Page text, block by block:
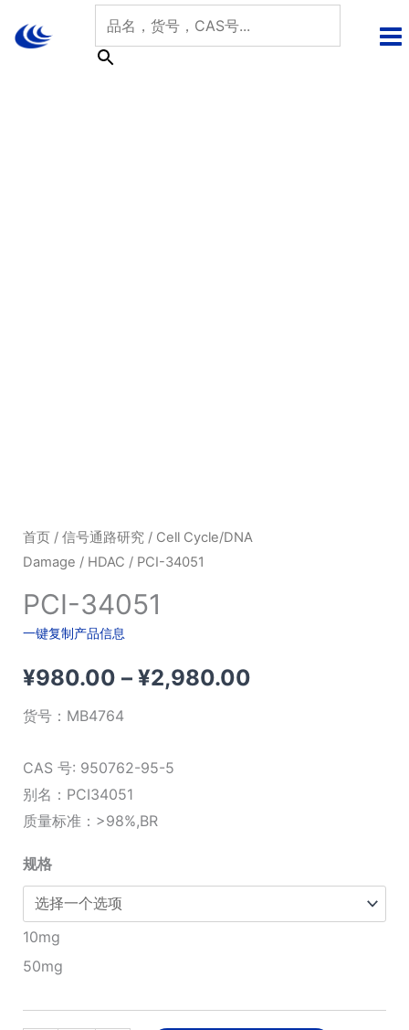
首页/ 信号通路研究/ Cell Cycle/DNA
Damage / HDAC / PCI-34051
PCI-34051
一键复制产品信息
¥980.00 – ¥2,980.00价
¥2,980.00
货号： MB4764
CAS 号: 950762-95-5
别名：PCI34051
质量标准：>98%,BR
规格
10mg
50mg